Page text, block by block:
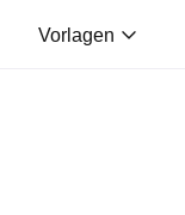
Vorlagen